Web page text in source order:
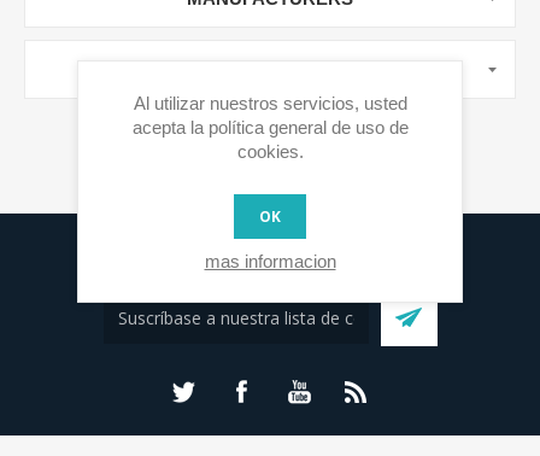
Lista de Correo
Al utilizar nuestros servicios, usted
acepta la política general de uso de
cookies.
OK
mas informacion